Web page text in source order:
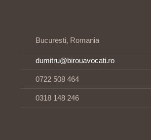
Bucuresti, Romania
dumitru@birouavocati.ro
0722 508 464
0318 148 246